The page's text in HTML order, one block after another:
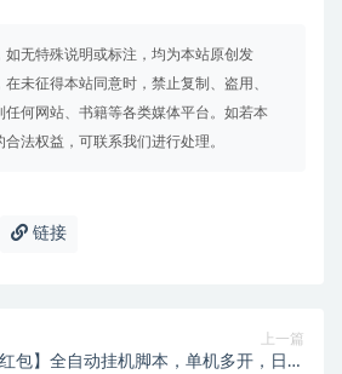
如无特殊说明或标注，均为本站原创发
未征得本站同意时，禁止复制、盗用、
任何网站、书籍等各类媒体平台。如若本
法权益，可联系我们进行处理。
链接
上一篇
红包】全自动挂机脚本，单机多开，日赚